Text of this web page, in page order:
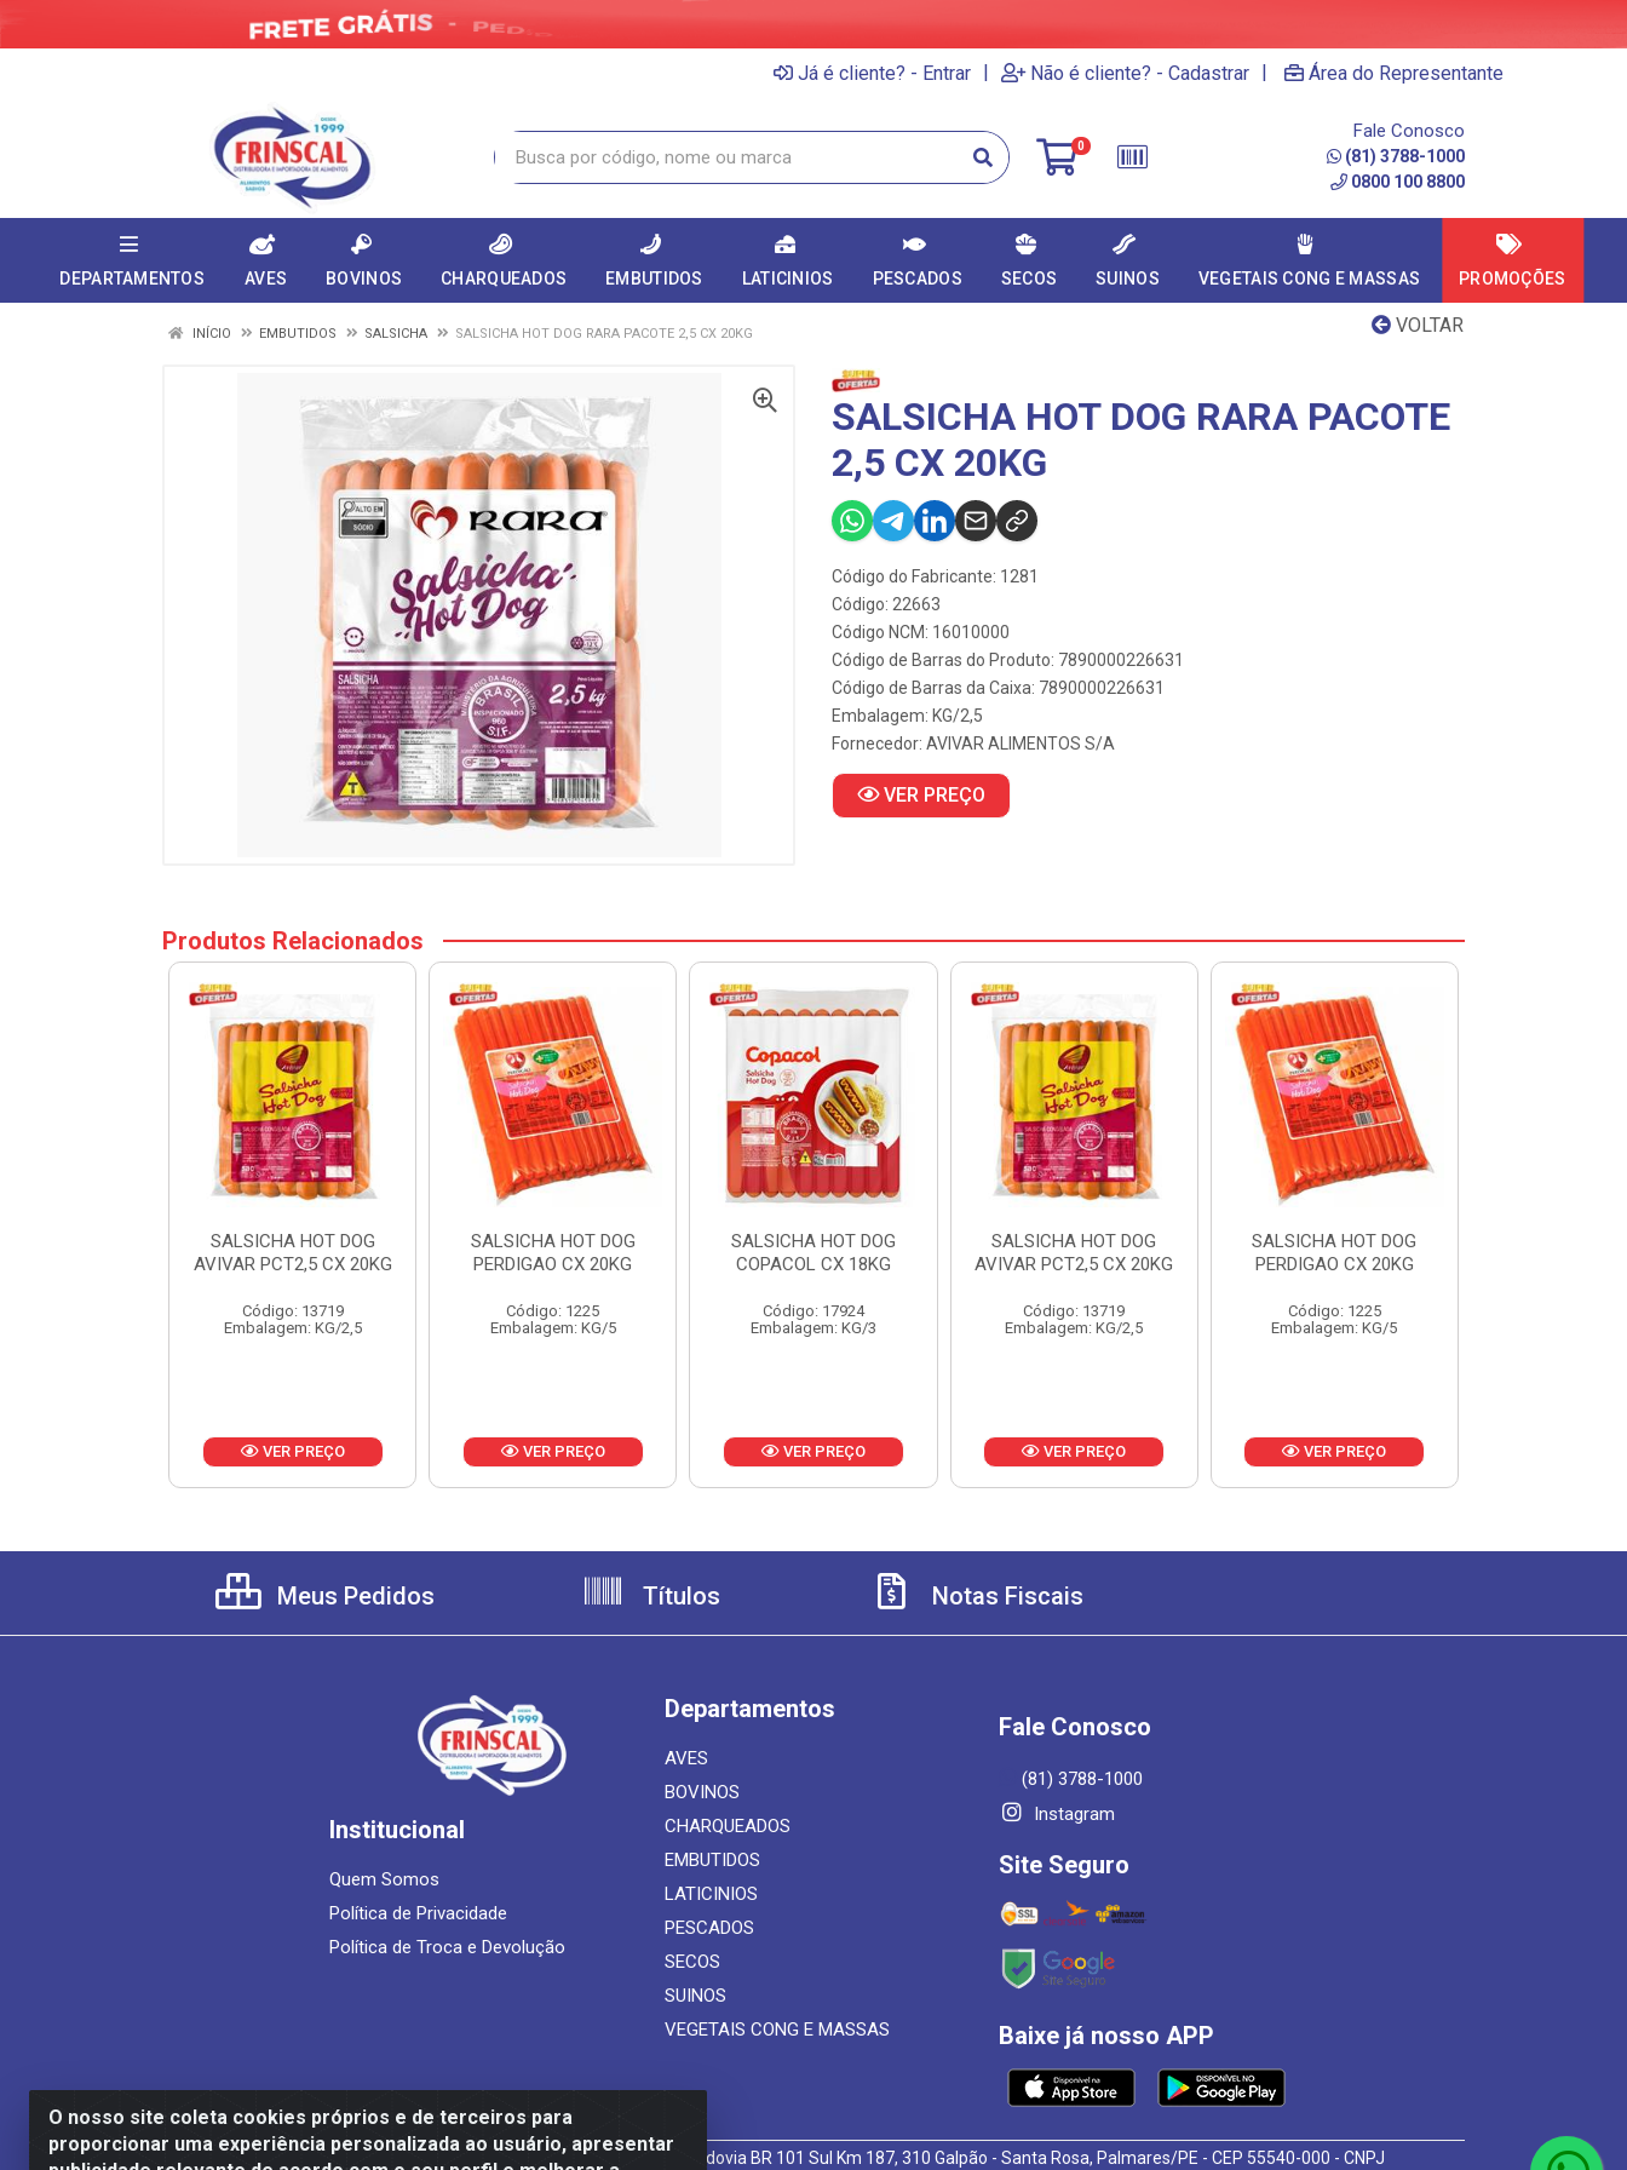
Já é cliente? - Entrar | Não é cliente? - Cadastrar | Área do Representante
0
Fale Conosco
(81) 3788-1000
0800 100 8800
DEPARTAMENTOS AVES BOVINOS CHARQUEADOS EMBUTIDOS LATICINIOS PESCADOS SECOS SUINOS VEGETAIS CONG E MASSAS PROMOÇÕES
VOLTAR
INÍCIO EMBUTIDOS SALSICHA SALSICHA HOT DOG RARA PACOTE 2,5 CX 20KG
SALSICHA HOT DOG RARA PACOTE
2,5 CX 20KG
Código do Fabricante: 1281
Código: 22663
Código NCM: 16010000
Código de Barras do Produto: 7890000226631
Código de Barras da Caixa: 7890000226631
Embalagem: KG/2,5
Fornecedor: AVIVAR ALIMENTOS S/A
VER PREÇO
Produtos Relacionados
SALSICHA HOT DOG
AVIVAR PCT2,5 CX 20KG
Código: 13719
Embalagem: KG/2,5
VER PREÇO
SALSICHA HOT DOG
PERDIGAO CX 20KG
Código: 1225
Embalagem: KG/5
VER PREÇO
SALSICHA HOT DOG
COPACOL CX 18KG
Código: 17924
Embalagem: KG/3
VER PREÇO
SALSICHA HOT DOG
AVIVAR PCT2,5 CX 20KG
Código: 13719
Embalagem: KG/2,5
VER PREÇO
SALSICHA HOT DOG
PERDIGAO CX 20KG
Código: 1225
Embalagem: KG/5
VER PREÇO
O nosso site coleta cookies próprios e de terceiros para
proporcionar uma experiência personalizada ao usuário, apresentar
Meus Pedidos Títulos Notas Fiscais
Institucional
Quem Somos
Política de Privacidade
Política de Troca e Devolução
Departamentos
AVES
BOVINOS
CHARQUEADOS
EMBUTIDOS
LATICINIOS
PESCADOS
SECOS
SUINOS
VEGETAIS CONG E MASSAS
Fale Conosco
(81) 3788-1000
Instagram
Site Seguro
Baixe já nosso APP
Frinscal - Distribuidora e Importadora de Alimentos LTDA - Rodovia BR 101 Sul Km 187, 310 Galpão - Santa Rosa, Palmares/PE - CEP 55540-000 - CNPJ